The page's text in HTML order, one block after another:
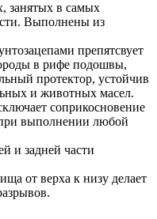
занятых в самых
Выполнены из
препятсвует
в рифе подошвы,
протектор, устойчив
и животных масел.
соприкосновение
выполнении любой
и задней части
от верха к низу делает